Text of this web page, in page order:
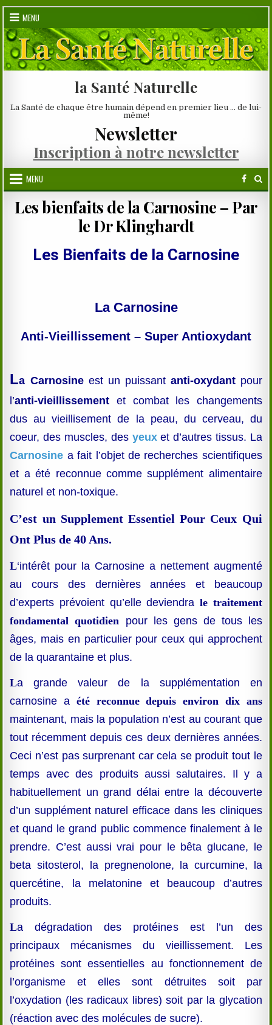
Skip
content
MENU
la Santé Naturelle
La Santé de chaque être humain dépend en premier lieu … de lui-
même!
Newsletter
Inscription à notre newsletter
MENU
Les bienfaits de la Carnosine – Par
le Dr Klinghardt
Les Bienfaits de la Carnosine
La Carnosine
Anti-Vieillissement – Super Antioxydant
La Carnosineest un puissant anti-oxydantpour
l’anti-vieillissement et combat les changements
dus au vieillisement de la peau, du cerveau, du
coeur, des muscles, des yeuxet d’autres tissus. La
Carnosine a fait l’objet de recherches scientifiques
et a été reconnue comme supplément alimentaire
naturel et non-toxique.
C’est un Supplement Essentiel Pour Ceux Qui
Ont Plus de 40 Ans.
L‘intérêt pour la Carnosine a nettement augmenté
au cours des dernières années et beaucoup
d’experts prévoient qu’elle deviendra le traitement
fondamental quotidien pour les gens de tous les
âges, mais en particulier pour ceux qui approchent
de la quarantaine et plus.
La grande valeur de la supplémentation en
carnosine a été reconnue depuis environ dix ans
maintenant, mais la population n’est au courant que
tout récemment depuis ces deux dernières années.
Ceci n’est pas surprenant car cela se produit tout le
temps avec des produits aussi salutaires. Il y a
habituellement un grand délai entre la découverte
d’un supplément naturel efficace dans les cliniques
et quand le grand public commence finalement à le
prendre. C’est aussi vrai pour le bêta glucane, le
beta sitosterol, la pregnenolone, la curcumine, la
quercétine, la melatonine et beaucoup d’autres
produits.
La dégradation des protéines est l’un des
principaux mécanismes du vieillissement. Les
protéines sont essentielles au fonctionnement de
l’organisme et elles sont détruites soit par
l’oxydation (les radicaux libres) soit par la glycation
(réaction avec des molécules de sucre).